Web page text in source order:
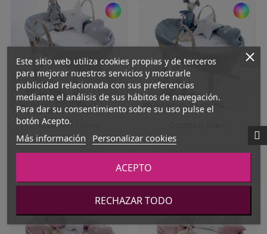
Capazo Flavia
Este sitio web utiliza cookies propias y de terceros
para mejorar nuestros servicios y mostrarle
publicidad relacionada con sus preferencias
mediante el análisis de sus hábitos de navegación.
Para dar su consentimiento sobre su uso pulse el
botón Acepto.
Más información Personalizar cookies
RECHAZAR TODO
ACEPTO